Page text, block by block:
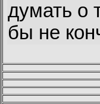
думать о
бы не